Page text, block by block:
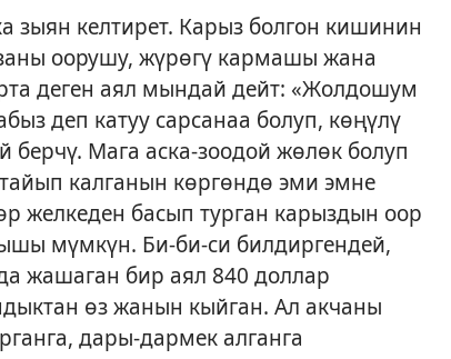
зыян келтирет. Карыз болгон кишинин
оорушу, жүрөгү кармашы жана
деген аял мындай дейт: «Жолдошум
деп катуу сарсанаа болуп, көңүлү
берчү. Мага аска-зоодой жөлөк болуп
калганын көргөндө эми эмне
желкеден басып турган карыздын оор
мүмкүн. Би-би-си билдиргендей,
жашаган бир аял 840 доллар
өз жанын кыйган. Ал акчаны
дары-дармек алганга